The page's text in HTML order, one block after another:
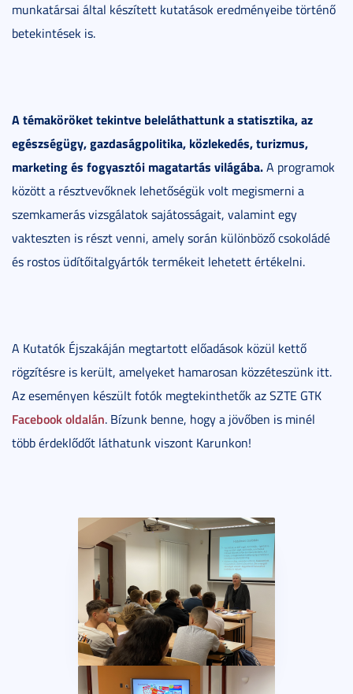
munkatársai által készített kutatások eredményeibe történő
betekintések is.
A témaköröket tekintve beleláthattunk a statisztika, az
egészségügy, gazdaságpolitika, közlekedés, turizmus,
marketing és fogyasztói magatartás világába.A programok
között a résztvevőknek lehetőségük volt megismerni a
szemkamerás vizsgálatok sajátosságait, valamint egy
vakteszten is részt venni, amely során különböző csokoládé
és rostos üdítőitalgyártók termékeit lehetett értékelni.
A Kutatók Éjszakáján megtartott előadások közül kettő
rögzítésre is került, amelyeket hamarosan közzéteszünk itt.
Az eseményen készült fotók megtekinthetők az SZTE GTK
Facebook oldalán. Bízunk benne, hogy a jövőben is minél
több érdeklődőt láthatunk viszont Karunkon!